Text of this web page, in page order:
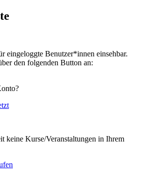
eingeloggte Benutzer*innen einsehbar.
den folgenden Button an:
keine Kurse/Veranstaltungen in Ihrem